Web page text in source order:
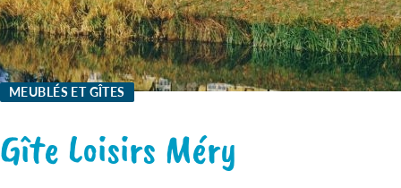
MEUBLÉS ET GÎTES
Gîte Loisirs Méry